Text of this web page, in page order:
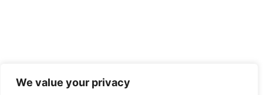
We value your privacy